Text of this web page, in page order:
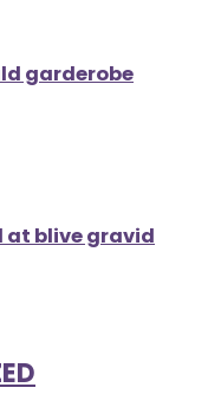
garderobe
blive gravid